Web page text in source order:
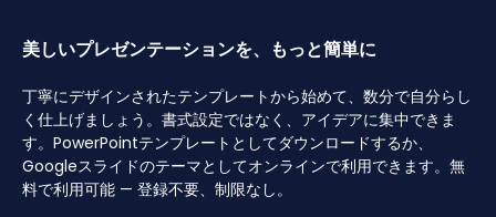
美しいプレゼンテーションを、もっと簡単に
丁寧にデザインされたテンプレートから始めて、数分で自分らし
く仕上げましょう。書式設定ではなく、アイデアに集中できま
す。PowerPointテンプレートとしてダウンロードするか、
Googleスライドのテーマとしてオンラインで利用できます。無
料で利用可能 — 登録不要、制限なし。